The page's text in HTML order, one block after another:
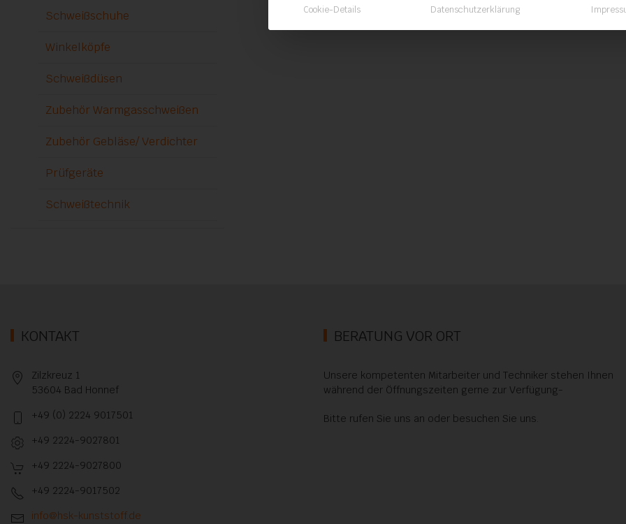
Schweißschuhe
Winkelköpfe
Schweißdüsen
Zubehör Warmgasschweißen
Zubehör Gebläse/ Verdichter
Prüfgeräte
Schweißtechnik
KONTAKT
Zilzkreuz 1
53604 Bad Honnef
+49 (0) 2224 9017501
+49 2224-9027801
+49 2224-9027800
+49 2224-9017502
info@hsk-kunststoff.de
BERATUNG VOR ORT
Unsere kompetenten Mitarbeiter und Techniker stehen Ihnen
während der Öffnungszeiten gerne zur Verfügung-
Bitte rufen Sie uns an oder besuchen Sie uns.
Cookie-Details Datenschutzerklärung